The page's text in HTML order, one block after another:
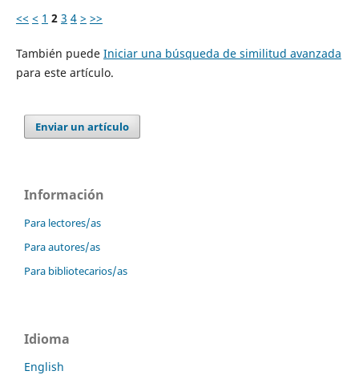
<< < 1 2 3 4 > >>
También puede Iniciar una búsqueda de similitud avanzada
para este artículo.
Enviar un artículo
Información
Para lectores/as
Para autores/as
Para bibliotecarios/as
Idioma
English